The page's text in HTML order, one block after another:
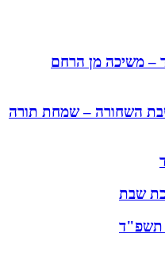
– משיכה מן הרחם
השחורה – שמחת תורה
תשפ"ד